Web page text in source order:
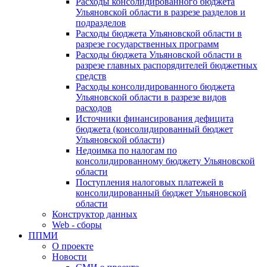
Ульяновской области в разрезе разделов и
подразделов
Расходы бюджета Ульяновской области в
разрезе государственных программ
Расходы бюджета Ульяновской области в
разрезе главных распорядителей бюджетных
средств
Расходы консолидированного бюджета
Ульяновской области в разрезе видов
расходов
Источники финансирования дефицита
бюджета (консолидированный бюджет
Ульяновской области)
Недоимка по налогам по
консолидированному бюджету Ульяновской
области
Поступления налоговых платежей в
консолидированный бюджет Ульяновской
области
Конструктор данных
Web - сборы
ППМИ
О проекте
Новости